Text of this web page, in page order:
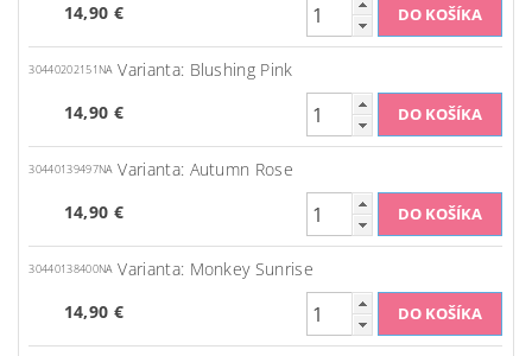
14,90 €
30440202151NA Varianta: Blushing Pink
14,90 €
30440139497NA Varianta: Autumn Rose
14,90 €
30440138400NA Varianta: Monkey Sunrise
14,90 €